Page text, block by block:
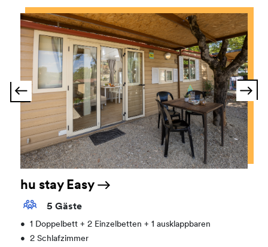
hu stay Easy
5 Gäste
•
1 Doppelbett + 2 Einzelbetten + 1 ausklappbaren
•
2 Schlafzimmer